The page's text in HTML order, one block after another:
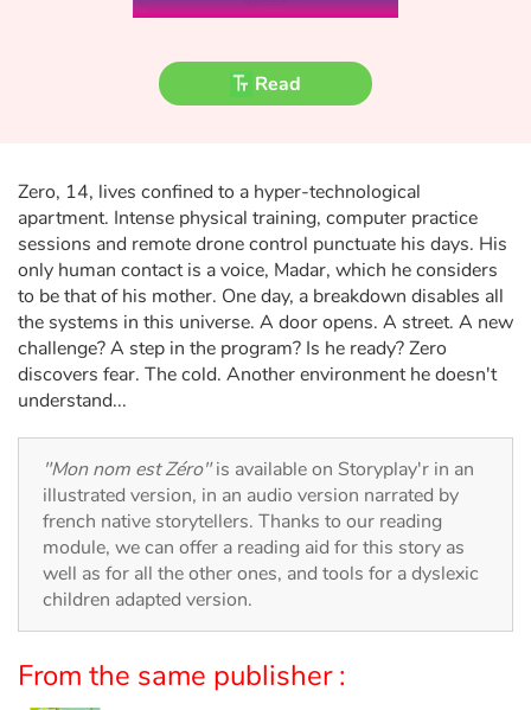
Heroines and Heroes
The animals
Travel, epic, investigation, adventure
Around the world
Learning
Arts, space, activities
Documentaries
With the family
Daily life and hobbies
At school
Read
Zero, 14, lives confined to a hyper-technological
apartment. Intense physical training, computer practice
sessions and remote drone control punctuate his days. His
only human contact is a voice, Madar, which he considers
to be that of his mother. One day, a breakdown disables all
the systems in this universe. A door opens. A street. A new
challenge? A step in the program? Is he ready? Zero
discovers fear. The cold. Another environment he doesn't
understand...
"Mon nom est Zéro"is available on Storyplay'r in an
illustrated version, in an audio version narrated by
french native storytellers. Thanks to our reading
module, we can offer a reading aid for this story as
well as for all the other ones, and tools for a dyslexic
children adapted version.
From the same publisher :